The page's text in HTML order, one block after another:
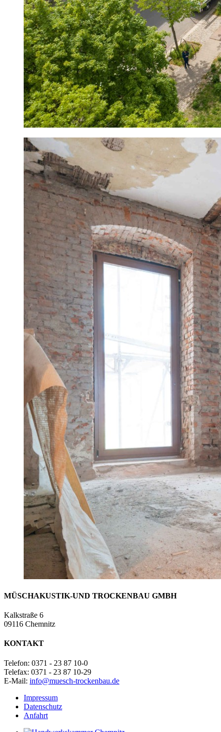
MÜSCHAKUSTIK-UND TROCKENBAU GMBH
Kalkstraße 6
09116 Chemnitz
KONTAKT
Telefon: 0371 - 23 87 10-0
Telefax: 0371 - 23 87 10-29
E-Mail: info@muesch-trockenbau.de
Impressum
Datenschutz
Anfahrt